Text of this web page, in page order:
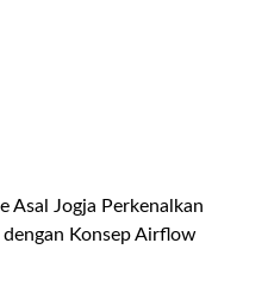
Asal Jogja Perkenalkan
Konsep Airflow